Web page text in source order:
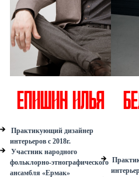
Епишин Илья
Практикующий дизайнер
интерьеров с 2018г.
Участник народного
фольклорно-этнографического
ансамбля «Ермак»